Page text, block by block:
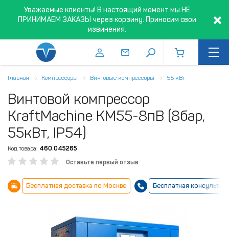
Уважаемые клиенты! В настоящий момент мы НЕ
ПРИНИМАЕМ ЗАКАЗЫ через корзину. Приносим свои
извинения.
Главная Компрессоры Винтовые компрессоры 55 кВт
Винтовой компрессор
KraftMachine KM55-8пВ (8бар,
55кВт, IP54)
Код товара: 460.045265
Оставьте первый отзыв
Бесплатная доставка по Москве Бесплатная